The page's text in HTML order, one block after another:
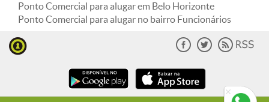
Ponto Comercial para alugar em Belo Horizonte
Ponto Comercial para alugar no bairro Funcionários